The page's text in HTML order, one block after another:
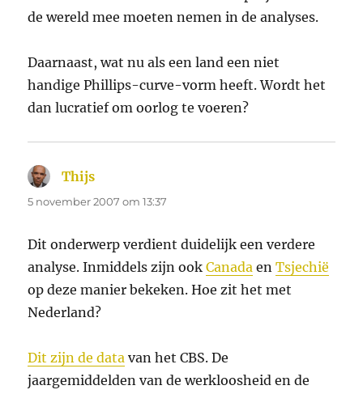
de wereld mee moeten nemen in de analyses.
Daarnaast, wat nu als een land een niet
handige Phillips-curve-vorm heeft. Wordt het
dan lucratief om oorlog te voeren?
Thijs
5 november 2007 om 13:37
Dit onderwerp verdient duidelijk een verdere
analyse. Inmiddels zijn ookCanada enTsjechië
op deze manier bekeken. Hoe zit het met
Nederland?
Dit zijn de data van het CBS. De
jaargemiddelden van de werkloosheid en de